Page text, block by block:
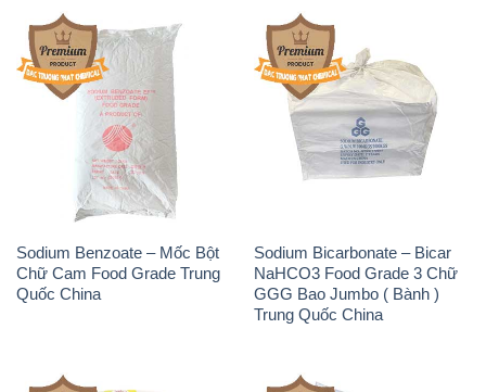
Sodium Benzoate – Mốc Bột
Chữ Cam Food Grade Trung
Quốc China
Sodium Bicarbonate – Bicar
NaHCO3 Food Grade 3 Chữ
GGG Bao Jumbo ( Bành )
Trung Quốc China